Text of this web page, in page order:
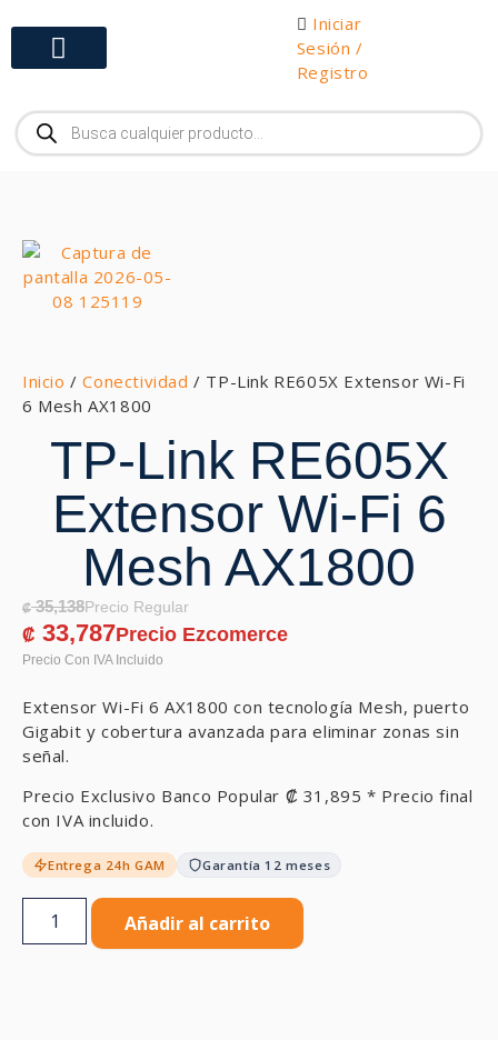
Iniciar
Sesión /
Registro
Inicio /Conectividad / TP-Link RE605X Extensor Wi-Fi
6 Mesh AX1800
TP-Link RE605X
Extensor Wi-Fi 6
Mesh AX1800
₡35,138
₡ 33,787
Extensor Wi-Fi 6 AX1800 con tecnología Mesh, puerto
Gigabit y cobertura avanzada para eliminar zonas sin
señal.
Precio Exclusivo Banco Popular ₡ 31,895 * Precio final
con IVA incluido.
Entrega 24h GAM Garantía 12 meses
Añadir al carrito